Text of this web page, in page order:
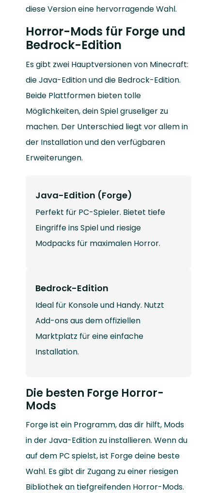
diese Version eine hervorragende Wahl.
Horror-Mods für Forge und
Bedrock-Edition
Es gibt zwei Hauptversionen von Minecraft:
die Java-Edition und die Bedrock-Edition.
Beide Plattformen bieten tolle
Möglichkeiten, dein Spiel gruseliger zu
machen. Der Unterschied liegt vor allem in
der Installation und den verfügbaren
Erweiterungen.
Java-Edition (Forge)
Perfekt für PC-Spieler. Bietet tiefe
Eingriffe ins Spiel und riesige
Modpacks für maximalen Horror.
Bedrock-Edition
Ideal für Konsole und Handy. Nutzt
Add-ons aus dem offiziellen
Marktplatz für eine einfache
Installation.
Die besten Forge Horror-
Mods
Forge ist ein Programm, das dir hilft, Mods
in der Java-Edition zu installieren. Wenn du
auf dem PC spielst, ist Forge deine beste
Wahl. Es gibt dir Zugang zu einer riesigen
Bibliothek an tiefgreifenden Horror-Mods.